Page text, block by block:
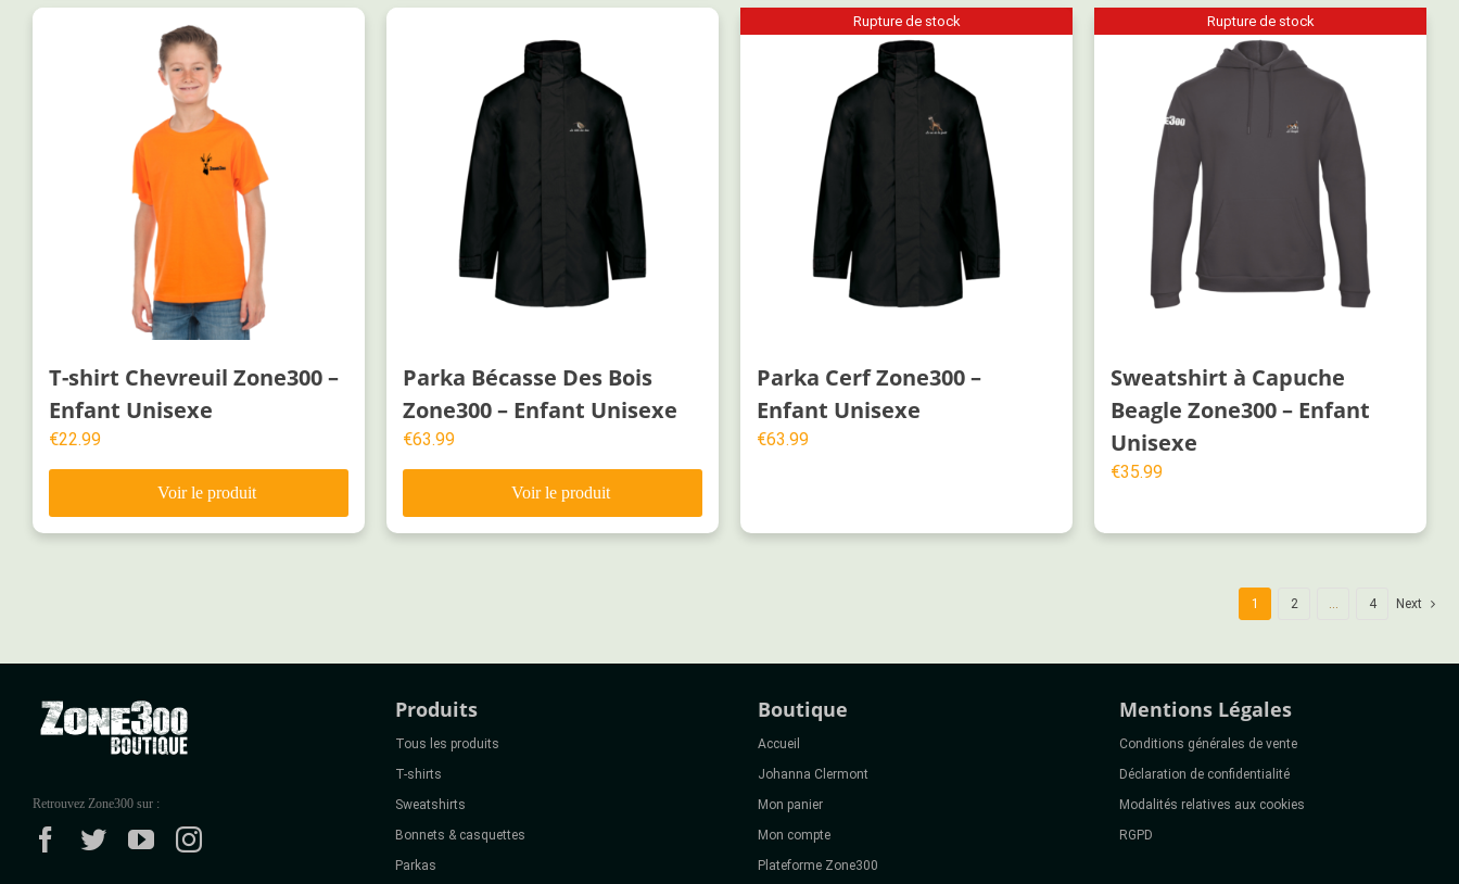
T-shirt Chevreuil Zone300 –
Enfant Unisexe
€22.99
Parka Bécasse Des Bois
Zone300 – Enfant Unisexe
€63.99
Rupture de stock
Parka Cerf Zone300 –
Enfant Unisexe
€63.99
Rupture de stock
Sweatshirt à Capuche
Beagle Zone300 – Enfant
Unisexe
€35.99
1 2 … 4 Next
Retrouvez Zone300 sur :
Produits
Tous les produits
T-shirts
Sweatshirts
Bonnets & casquettes
Parkas
Boutique
Accueil
Johanna Clermont
Mon panier
Mon compte
Plateforme Zone300
Mentions Légales
Conditions générales de vente
Déclaration de confidentialité
Modalités relatives aux cookies
RGPD